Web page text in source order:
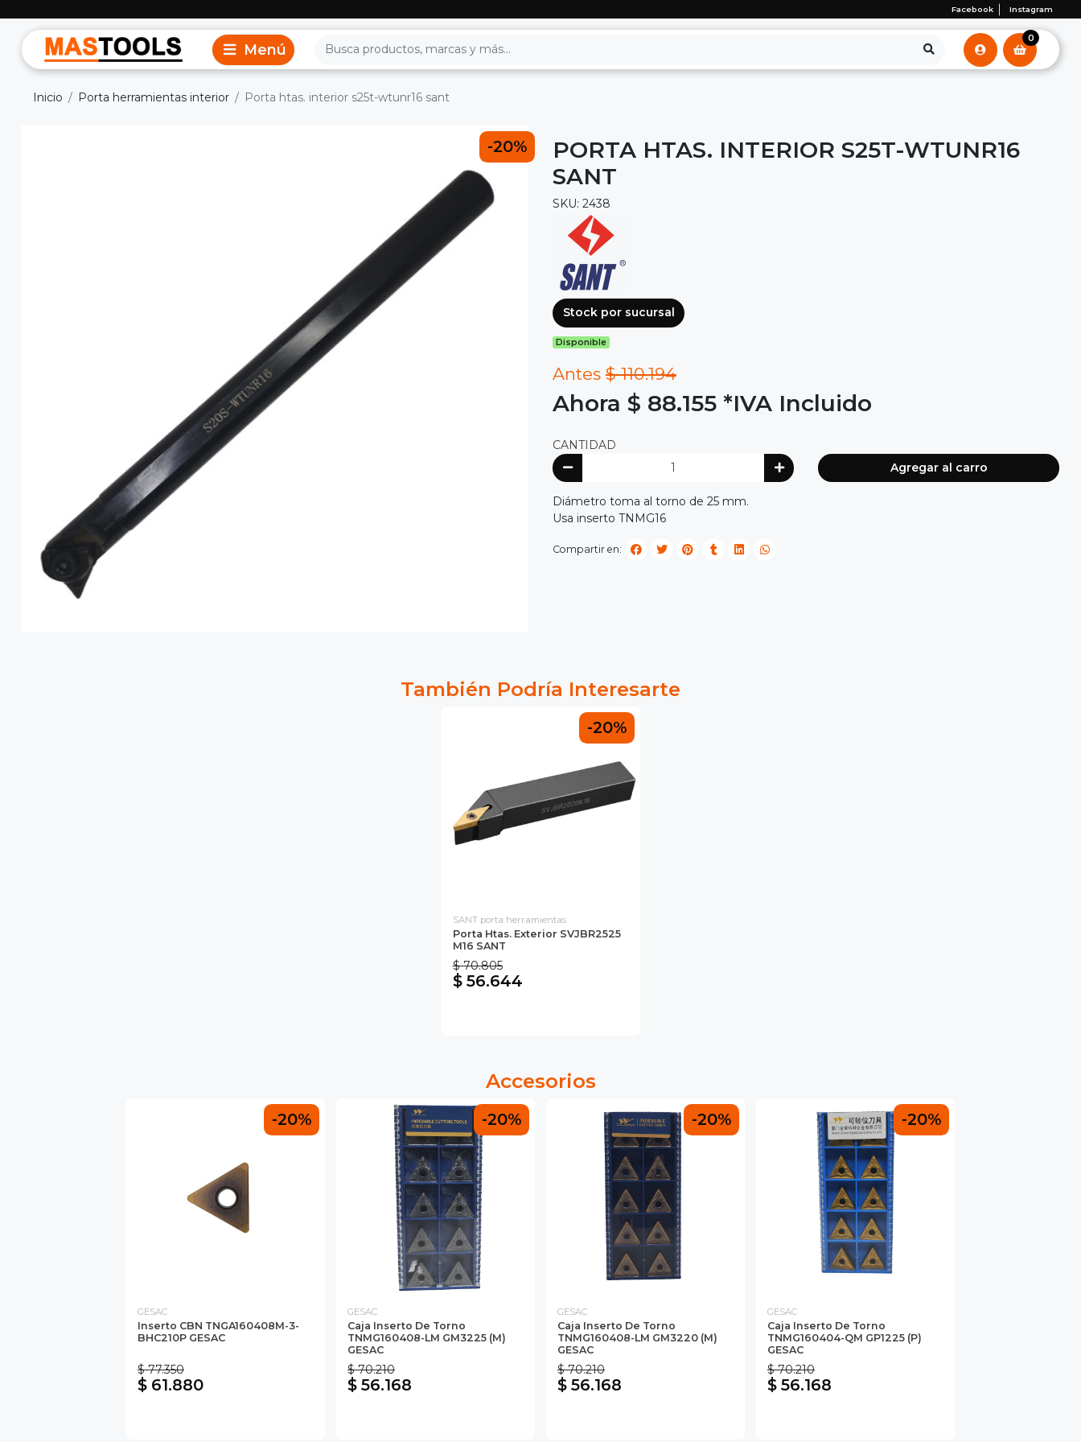
Facebook Instagram
0
Inicio Porta herramientas interior Porta htas. interior s25t-wtunr16 sant
-20%
PORTA HTAS. INTERIOR S25T-WTUNR16
SANT
SKU: 2438
Stock por sucursal
Disponible
Antes $ 110.194
Ahora $ 88.155 *IVA Incluido
CANTIDAD
Agregar al carro
Diámetro toma al torno de 25 mm.
Usa inserto TNMG16
Compartir en:
También Podría Interesarte
-20%
SANT porta herramientas
Porta Htas. Exterior SVJBR2525
M16 SANT
$ 70.805
$ 56.644
Accesorios
-20%
GESAC
Inserto CBN TNGA160408M-3-
BHC210P GESAC
$ 77.350
$ 61.880
-20%
GESAC
Caja Inserto De Torno
TNMG160408-LM GM3225 (M)
GESAC
$ 70.210
$ 56.168
-20%
GESAC
Caja Inserto De Torno
TNMG160408-LM GM3220 (M)
GESAC
$ 70.210
$ 56.168
-20%
GESAC
Caja Inserto De Torno
TNMG160404-QM GP1225 (P)
GESAC
$ 70.210
$ 56.168